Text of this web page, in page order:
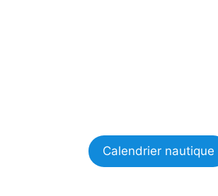
Calendrier nautique